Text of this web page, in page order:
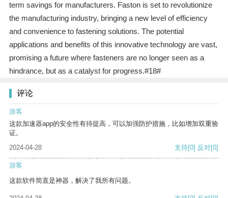
term savings for manufacturers. Faston is set to revolutionize
the manufacturing industry, bringing a new level of efficiency
and convenience to fastening solutions. The potential
applications and benefits of this innovative technology are vast,
promising a future where fasteners are no longer seen as a
hindrance, but as a catalyst for progress.#18#
评论
游客
这款加速器app的安全性有待提高，可以加强防护措施，比如增加双重验
证。
2024-04-28
支持[0] 反对[0]
游客
这款软件简直是神器，解决了我所有问题。